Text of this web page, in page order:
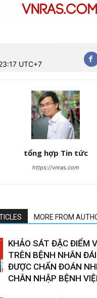
UTC+7
tổng hợp Tin tức
https://vnras.com
MORE FROM
KHẢO SÁT ĐẶC ĐIỂM
TRÊN BỆNH NHÂN
ĐƯỢC CHẨN ĐOÁN
CHÂN NHẬP BỆNH